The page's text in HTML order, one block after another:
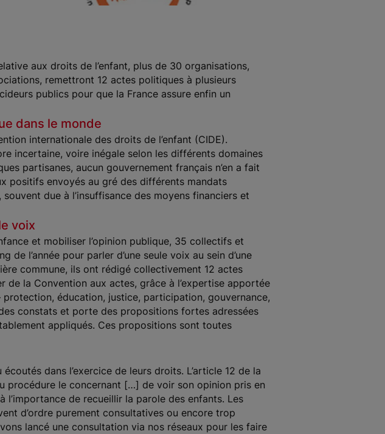
aux droits de l’enfant, plus de 30 organisations,
remettront 12 actes politiques à plusieurs
publics pour que la France assure enfin un
dans le monde
internationale des droits de l’enfant (CIDE).
incertaine, voire inégale selon les différents domaines
partisanes, aucun gouvernement français n’en a fait
positifs envoyés au gré des différents mandats
due à l’insuffisance des moyens financiers et
voix
et mobiliser l’opinion publique, 35 collectifs et
l’année pour parler d’une seule voix au sein d’une
commune, ils ont rédigé collectivement 12 actes
la Convention aux actes, grâce à l’expertise apportée
éducation, justice, participation, gouvernance,
constats et porte des propositions fortes adressées
appliqués. Ces propositions sont toutes
dans l’exercice de leurs droits. L’article 12 de la
procédure le concernant […] de voir son opinion pris en
l’importance de recueillir la parole des enfants. Les
d’ordre purement consultatives ou encore trop
lancé une consultation via nos réseaux pour les faire